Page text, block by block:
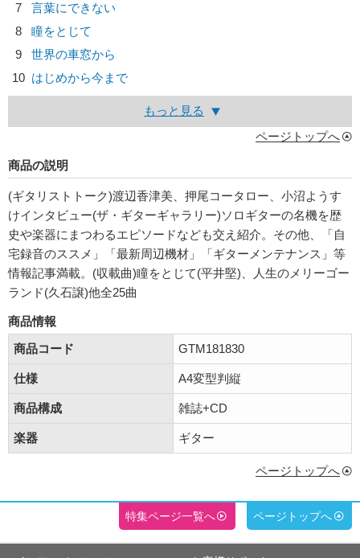
7
言葉にできない
8
瞳をとじて
9
世界の車窓から
10 はじめから今まで
もっと見る
ページトップへ
商品の説明
(ギタリストトーク)渡辺香津美、押尾コータロー、小沼ようす
けインタビュー(ザ・ギターギャラリー)ソロギターの名機を歴
史や楽器にまつわるエピソードなども交え紹介。その他、「自
宅録音のススメ」「最新周辺機材」「ギターメンテナンス」等
情報記事満載。(収載曲)瞳をとじて(平井堅)、人生のメリーゴー
ランド(久石譲)他全25曲
商品情報
商品コード
GTM181830
仕様 A4変型判縦
商品構成 雑誌+CD
楽器 ギター
ページトップへ
特集ページ一覧へ ページトップへ